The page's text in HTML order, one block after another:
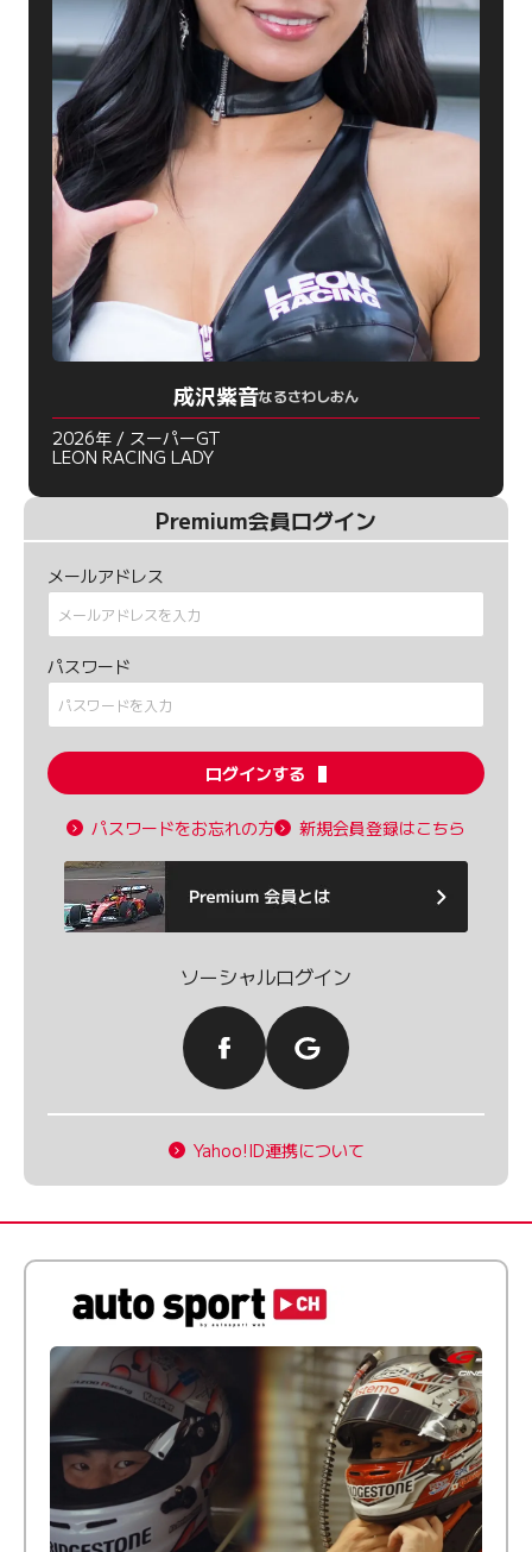
成沢紫音なるさわしおん
2026年 / スーパーGT
LEON RACING LADY
Premium会員ログイン
メールアドレス
パスワード
ログインする
パスワードをお忘れの方 新規会員登録はこちら
ソーシャルログイン
Yahoo!ID連携について